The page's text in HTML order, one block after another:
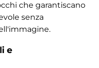
che garantiscano
senza
e